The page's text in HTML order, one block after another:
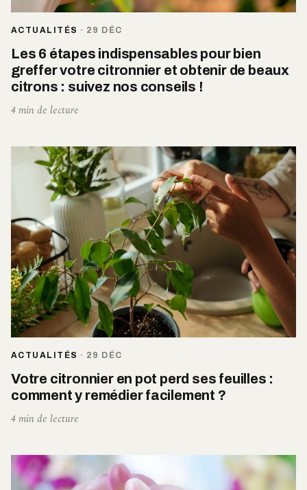
ACTUALITÉS · 29 DÉC
Les 6 étapes indispensables pour bien
greffer votre citronnier et obtenir de beaux
citrons : suivez nos conseils !
4 min de lecture
ACTUALITÉS · 29 DÉC
Votre citronnier en pot perd ses feuilles :
comment y remédier facilement ?
4 min de lecture